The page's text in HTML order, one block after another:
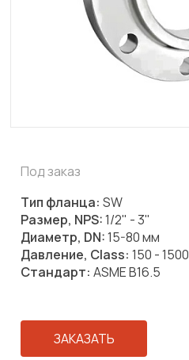
Под заказ
Тип фланца:SW
Размер, NPS:1/2" - 3"
Диаметр, DN:15-80 мм
Давление, Class:150 - 1500
Стандарт:ASME B16.5
ЗАКАЗАТЬ